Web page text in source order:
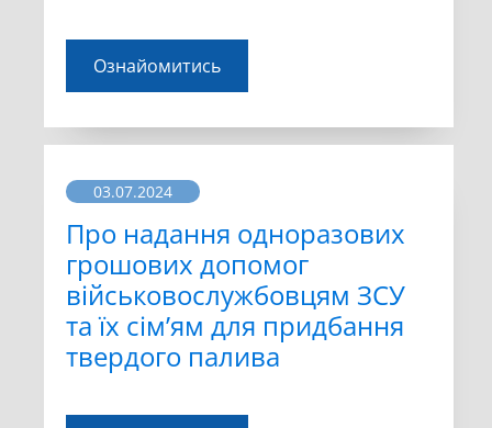
Ознайомитись
03.07.2024
Про надання одноразових
грошових допомог
військовослужбовцям ЗСУ
та їх сім’ям для придбання
твердого палива